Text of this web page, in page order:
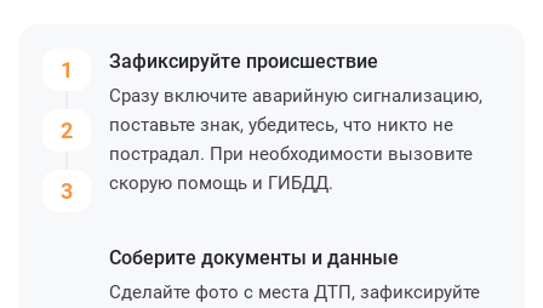
1
2
3
Зафиксируйте происшествие
Сразу включите аварийную сигнализацию,
поставьте знак, убедитесь, что никто не
пострадал. При необходимости вызовите
скорую помощь и ГИБДД.
Соберите документы и данные
Сделайте фото с места ДТП, зафиксируйте